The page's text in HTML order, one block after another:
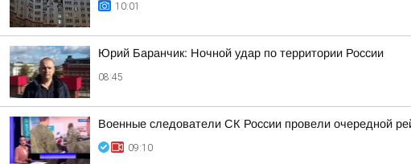
10:01
Юрий Баранчик: Ночной удар по территории России
08:45
Военные следователи СК России провели очередной
09:10